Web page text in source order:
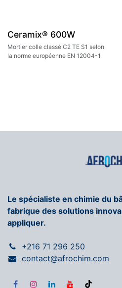
Ceramix® 600W
Mortier colle classé C2 TE S1 selon
la norme européenne EN 12004-1
Le spécialiste en chimie du
fabrique des solutions
appliquer.
+216 71 296 250
contact@afrochim.com